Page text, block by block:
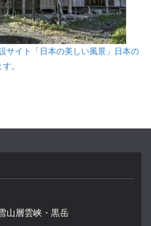
サイト「日本の美しい風景」日本の
。
山層雲峡・黒岳